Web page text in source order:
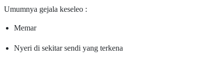
Umumnya gejala keseleo :
Memar
Nyeri di sekitar sendi yang terkena